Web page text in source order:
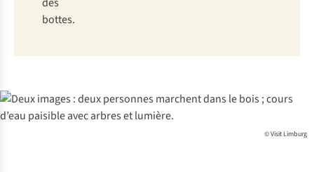
bottes.
© Visit Limburg